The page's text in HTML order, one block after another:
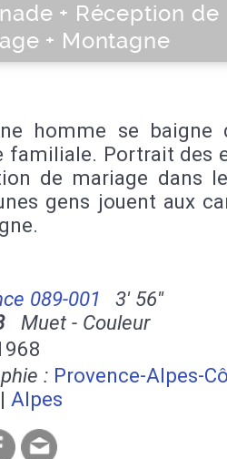
+ Réception de
+ Montagne
homme se baigne
familiale. Portrait des
de mariage dans
gens jouent aux
089-001
3' 56''
Muet - Couleur
: Provence-Alpes-
| Alpes